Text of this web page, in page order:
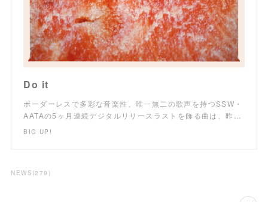
Do it
ボーダーレスで多彩な音楽性、唯一無二の歌声を持つSSW・
AATAの5ヶ月連続デジタルリリースラストを飾る曲は、昨…
BIG UP!
NEWS (279 )